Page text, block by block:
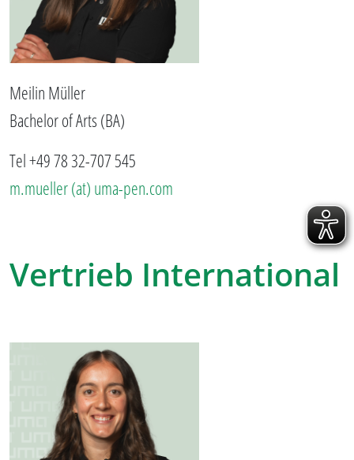
Meilin Müller
Bachelor of Arts (BA)
Tel +49 78 32-707 545
m.mueller (at) uma-pen.com
Vertrieb International